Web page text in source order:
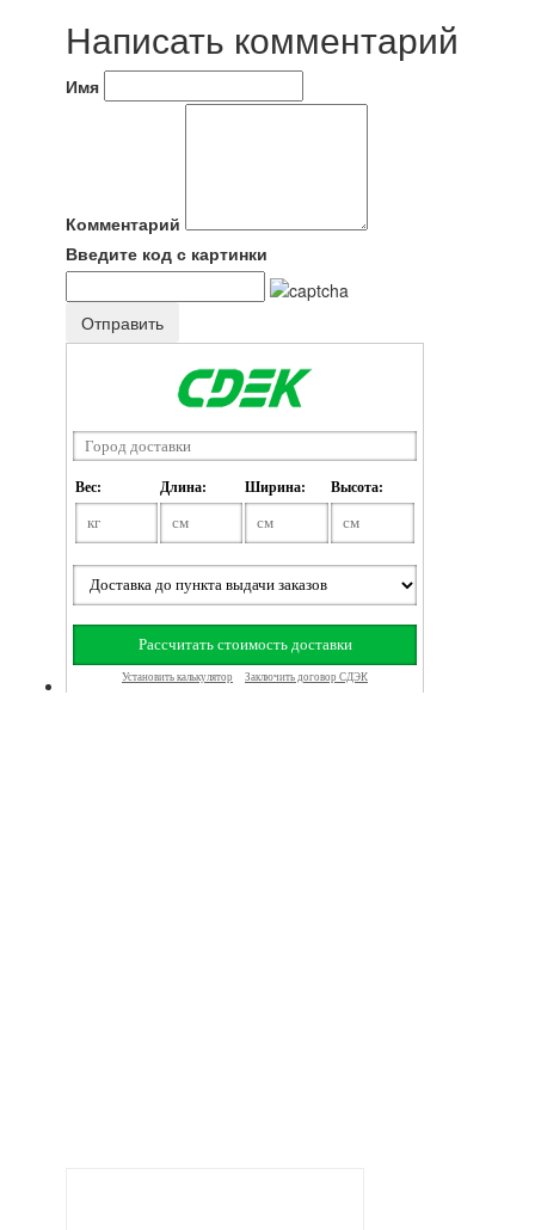
Написать комментарий
Имя
Комментарий
Введите код с картинки